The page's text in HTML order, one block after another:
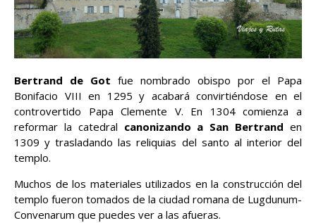
Bertrand de Got fue nombrado obispo por el Papa
Bonifacio VIII en 1295 y acabará convirtiéndose en el
controvertido Papa Clemente V. En 1304 comienza a
reformar la catedral canonizando a San Bertrand en
1309 y trasladando las reliquias del santo al interior del
templo.
Muchos de los materiales utilizados en la construcción del
templo fueron tomados de la ciudad romana de Lugdunum-
Convenarum que puedes ver a las afueras.